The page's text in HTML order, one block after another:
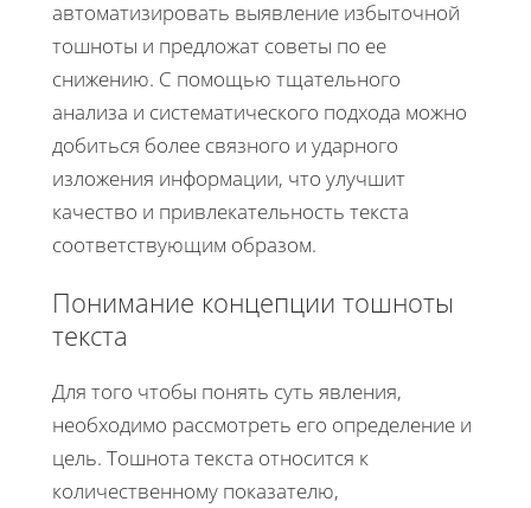
автоматизировать выявление избыточной
тошноты и предложат советы по ее
снижению. С помощью тщательного
анализа и систематического подхода можно
добиться более связного и ударного
изложения информации, что улучшит
качество и привлекательность текста
соответствующим образом.
Понимание концепции тошноты
текста
Для того чтобы понять суть явления,
необходимо рассмотреть его определение и
цель. Тошнота текста относится к
количественному показателю,